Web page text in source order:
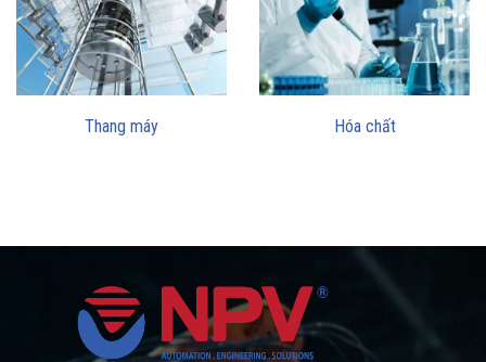
Thang máy Hóa chất